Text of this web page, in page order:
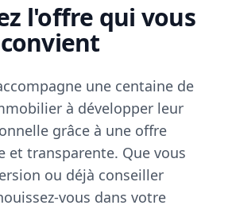
l'offre qui vous
convient
une centaine de
à développer leur
grâce à une offre
et transparente. Que vous
ou déjà conseiller
vous dans votre